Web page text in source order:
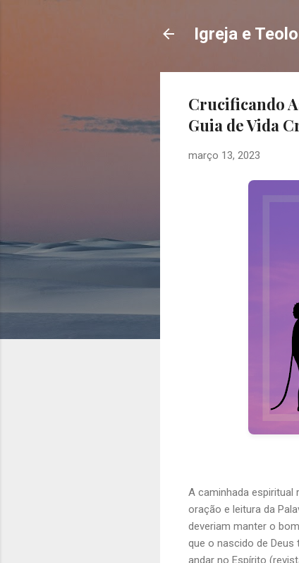
Igreja e
Crucificando
Guia de Vida
março 13, 2023
A caminhada espiritual
oração e leitura da
deveriam manter o
que o nascido de
andar no Espírito